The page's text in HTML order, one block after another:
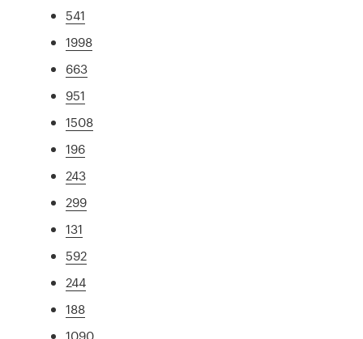
541
1998
663
951
1508
196
243
299
131
592
244
188
1090